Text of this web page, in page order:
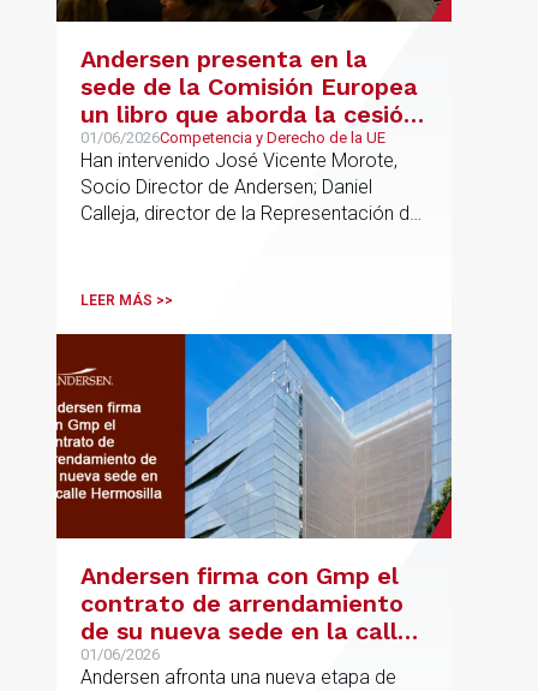
Andersen presenta en la
sede de la Comisión Europea
un libro que aborda la cesión
de soberanía y la primacía
del Derecho de la UE en las
constituciones europeas
01/06/2026Competencia y Derecho de la UE
Han intervenido José Vicente Morote,
Socio Director de Andersen; Daniel
Calleja, director de la Representación de
jurídico y académico
LEER MÁS >>
Andersen firma con Gmp el
contrato de arrendamiento
de su nueva sede en la calle
Hermosilla
01/06/2026
Andersen afronta una nueva etapa de